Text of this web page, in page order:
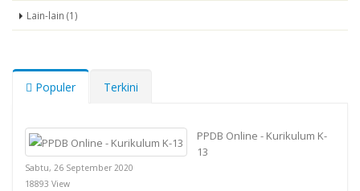
Lain-lain (1)
Populer Terkini
PPDB Online - Kurikulum K-
13
Sabtu, 26 September 2020
18893 View